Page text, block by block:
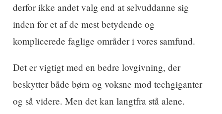
derfor ikke andet valg end at selvuddanne sig
inden for et af de mest betydende og
komplicerede faglige områder i vores samfund.
Det er vigtigt med en bedre lovgivning, der
beskytter både børn og voksne mod techgiganter
og så videre. Men det kan langtfra stå alene.